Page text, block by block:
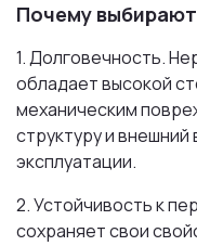
Почему
1. Долговечность.
обладает высокой
механическим
структуру и
эксплуатации.
2. Устойчивость к
сохраняет свои